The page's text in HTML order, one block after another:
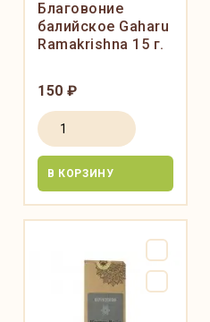
Благовоние
балийское Gaharu
Ramakrishna 15 г.
150 ₽
В КОРЗИНУ